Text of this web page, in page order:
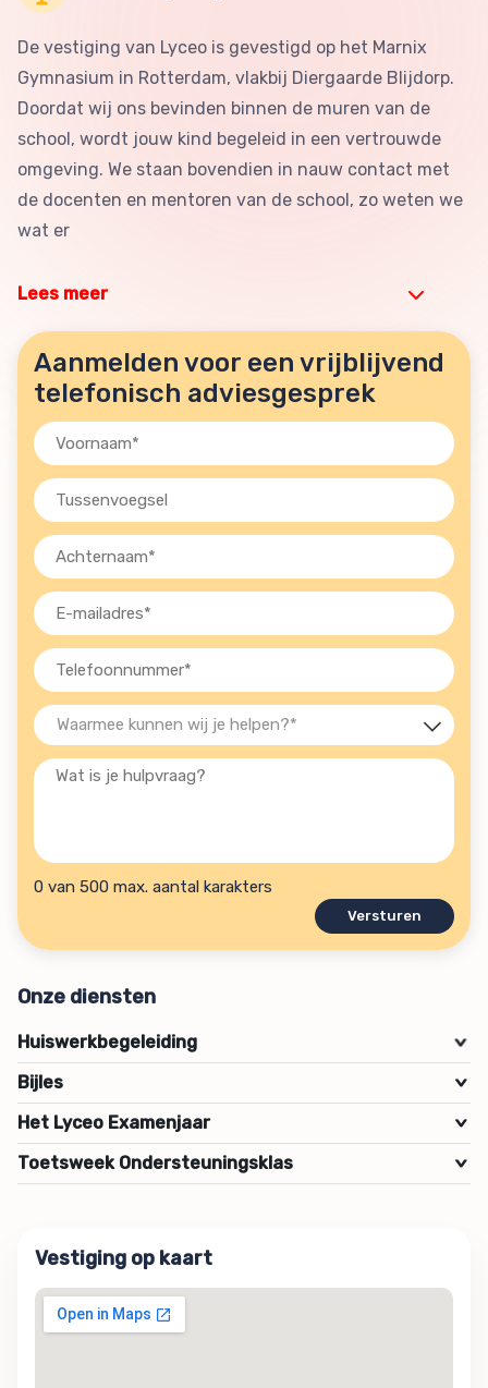
De vestiging van Lyceo is gevestigd op het Marnix
Gymnasium in Rotterdam, vlakbij Diergaarde Blijdorp.
Doordat wij ons bevinden binnen de muren van de
school, wordt jouw kind begeleid in een vertrouwde
omgeving. We staan bovendien in nauw contact met
de docenten en mentoren van de school, zo weten we
wat er
Lees meer
Aanmelden voor een vrijblijvend
telefonisch adviesgesprek
Voornaam
(Vereist)
Tussenvoegsel
Achternaam
(Vereist)
E-
mailadres
(Vereist)
Telefoon
(Vereist)
Waarmee
kunnen
wij
(Vereist)
Wat
hulpvraag?
0 van 500 max. aantal karakters
Onze diensten
Huiswerkbegeleiding >
Bijles >
Het Lyceo Examenjaar >
Toetsweek Ondersteuningsklas >
Vestiging op kaart